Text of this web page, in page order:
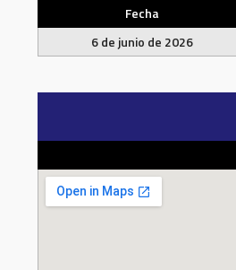
Fecha
6 de junio de 2026